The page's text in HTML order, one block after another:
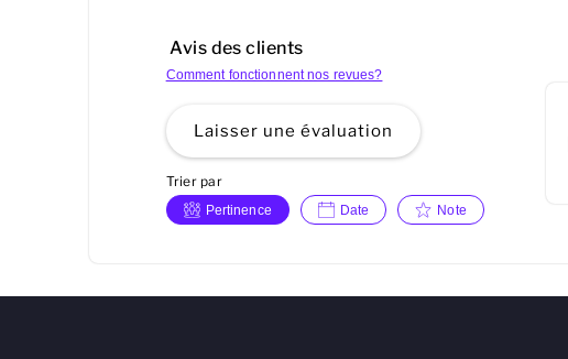
Avis des clients
Comment fonctionnent nos revues?
Laisser une évaluation
Trier par
Pertinence Date Note